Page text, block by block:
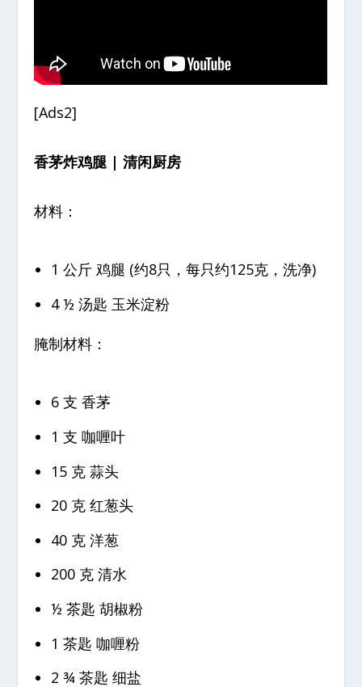
[Ads2]
香茅炸鸡腿 | 清闲厨房
材料：
1 公斤 鸡腿 (约8只，每只约125克，洗净)
4 ½ 汤匙 玉米淀粉
腌制材料：
6 支 香茅
1 支 咖喱叶
15 克 蒜头
20 克 红葱头
40 克 洋葱
200 克 清水
½ 茶匙 胡椒粉
1 茶匙 咖喱粉
2 ¾ 茶匙 细盐